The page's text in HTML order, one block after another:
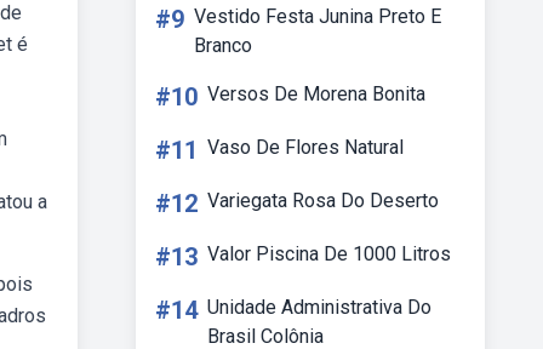
é
a
#9 Vestido Festa Junina Preto E
Branco
#10 Versos De Morena Bonita
#11 Vaso De Flores Natural
#12 Variegata Rosa Do Deserto
#13 Valor Piscina De 1000 Litros
#14 Unidade Administrativa Do
Brasil Colônia